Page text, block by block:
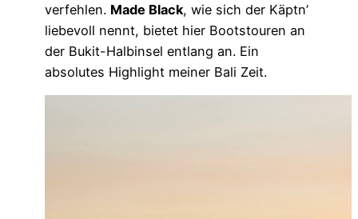
verfehlen. Made Black, wie sich der Käptn’
liebevoll nennt, bietet hier Bootstouren an
der Bukit-Halbinsel entlang an. Ein
absolutes Highlight meiner Bali Zeit.